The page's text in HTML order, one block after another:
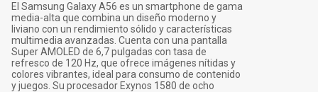
El Samsung Galaxy A56 es un smartphone de gama
media-alta que combina un diseño moderno y
liviano con un rendimiento sólido y características
multimedia avanzadas. Cuenta con una pantalla
Super AMOLED de 6,7 pulgadas con tasa de
refresco de 120 Hz, que ofrece imágenes nítidas y
colores vibrantes, ideal para consumo de contenido
y juegos. Su procesador Exynos 1580 de ocho